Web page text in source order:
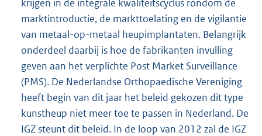
krijgen in de integrale kwaliteitscyclus rondom de
marktintroductie, de markttoelating en de vigilantie
van metaal-op-metaal heupimplantaten. Belangrijk
onderdeel daarbij is hoe de fabrikanten invulling
geven aan het verplichte Post Market Surveillance
(PMS). De Nederlandse Orthopaedische Vereniging
heeft begin van dit jaar het beleid gekozen dit type
kunstheup niet meer toe te passen in Nederland. De
IGZ steunt dit beleid. In de loop van 2012 zal de IGZ